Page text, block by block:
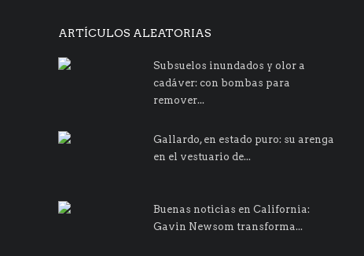
ARTÍCULOS ALEATORIAS
Subsuelos inundados y olor a
cadáver: con bombas para
remover...
Gallardo, en estado puro: su arenga
en el vestuario de...
Buenas noticias en California:
Gavin Newsom transforma...